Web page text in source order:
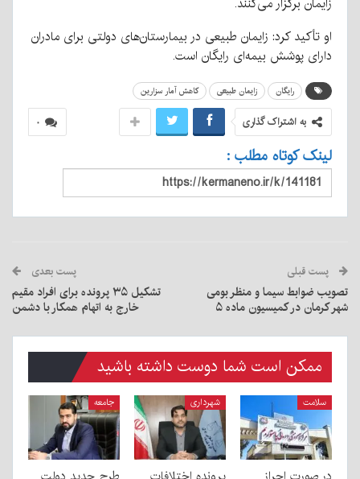
او تأکید کرد: زایمان طبیعی در بیمارستان‌های دولتی برای مادران
دارای پوشش بیمه‌ای رایگان است.
رایگان زایمان طبیعی کاهش آمار سزارین
۰ به اشتراک گذاری
لینک کوتاه مطلب :
پست قبلی
تصویب ضوابط سیما و منظر بومی
شهر کرمان در کمیسیون ماده ۵
پست بعدی
تشکیل ۳۵ پرونده برای افراد مقیم
خارج به اتهام همکار با دشمن
ممکن است شما دوست داشته باشید
سلامت شهرداری جامعه